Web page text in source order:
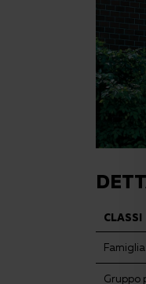
CLASSI